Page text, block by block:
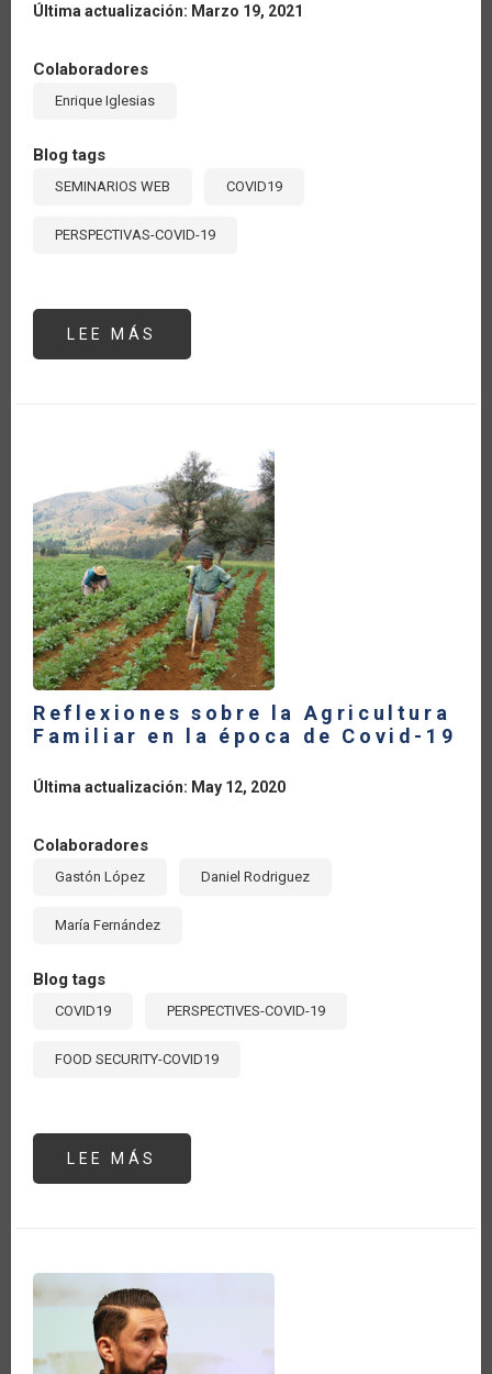
Última actualización: Marzo 19, 2021
Colaboradores
Enrique Iglesias
Blog tags
SEMINARIOS WEB COVID19
PERSPECTIVAS-COVID-19
LEE MÁS
#1:
ENRIQUE
IGLESIAS,
EXPRESIDENTE
DEL
BANCO
INTERAMERICANO
DE
DESARROLLO
Reflexiones sobre la Agricultura
Familiar en la época de Covid-19
Última actualización: May 12, 2020
Colaboradores
Gastón López Daniel Rodriguez
María Fernández
Blog tags
COVID19 PERSPECTIVES-COVID-19
FOOD SECURITY-COVID19
LEE MÁS
SOBRE
DE
COVID-
19